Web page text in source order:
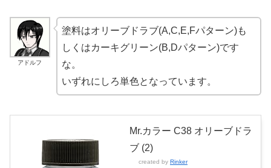
アドルフ
塗料はオリーブドラブ(A,C,E,Fパターン)も
しくはカーキグリーン(B,Dパターン)です
な。
いずれにしろ単色となっています。
Mr.カラー C38 オリーブドラ
ブ (2)
created by Rinker